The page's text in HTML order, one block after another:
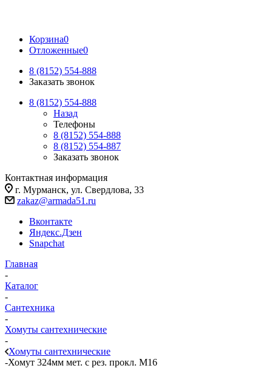
Корзина0
Отложенные0
8 (8152) 554-888
Заказать звонок
8 (8152) 554-888
Назад
Телефоны
8 (8152) 554-888
8 (8152) 554-887
Заказать звонок
Контактная информация
г. Мурманск, ул. Свердлова, 33
zakaz@armada51.ru
Вконтакте
Яндекс.Дзен
Snapchat
Главная
-
Каталог
-
Сантехника
-
Хомуты сантехнические
-
Хомуты сантехнические
-Хомут 324мм мет. с рез. прокл. М16